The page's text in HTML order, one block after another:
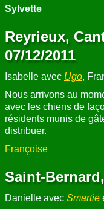
Sylvette
Reyrieux,
07/12/2011
Isabelle avec Ugo,
Nous arrivons au
avec les chiens de
résidents munis de
distribuer.
Françoise
Saint-
Danielle avec Smartie